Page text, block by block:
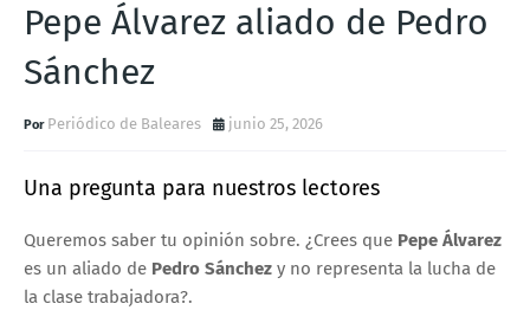
Pepe Álvarez aliado de Pedro
Sánchez
Periódico de Baleares junio 25, 2026
Una pregunta para nuestros lectores
Queremos saber tu opinión sobre. ¿Crees que Pepe Álvarez
es un aliado de Pedro Sánchez y no representa la lucha de
la clase trabajadora?.